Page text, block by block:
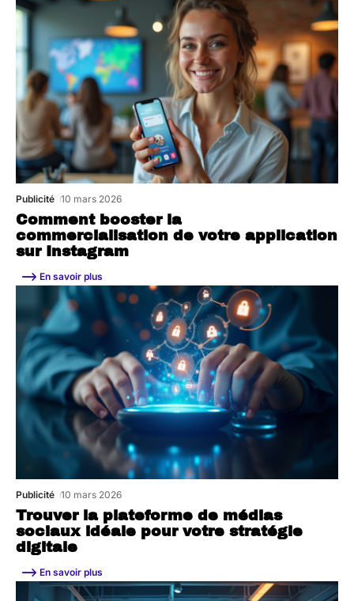
Comment booster la
commercialisation de votre application
sur Instagram
Publicité 10 mars 2026
En savoir plus
Trouver la plateforme de médias
sociaux idéale pour votre stratégie
digitale
Publicité 10 mars 2026
En savoir plus